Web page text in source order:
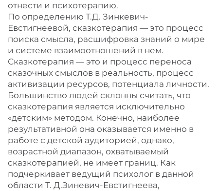
отнести и психотерапию.
По определению Т.Д. Зинкевич-
Евстигнеевой, сказкотерапия — это процесс
поиска смысла, расшифровка знаний о мире
и системе взаимоотношений в нем.
Сказкотерапия — это и процесс переноса
сказочных смыслов в реальность, процесс
активизации ресурсов, потенциала личности.
Большинство людей склонны считать, что
сказкотерапия является исключительно
«детским» методом. Конечно, наиболее
результативной она оказывается именно в
работе с детской аудиторией, однако,
возрастной диапазон, охватываемый
сказкотерапией, не имеет границ. Как
подчеркивает ведущий психолог в данной
области Т. Д.Зиневич-Евстигнеева,